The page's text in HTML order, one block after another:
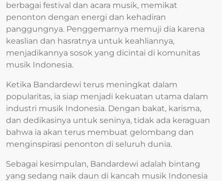
berbagai festival dan acara musik, memikat
penonton dengan energi dan kehadiran
panggungnya. Penggemarnya memuji dia karena
keaslian dan hasratnya untuk keahliannya,
menjadikannya sosok yang dicintai di komunitas
musik Indonesia.
Ketika Bandardewi terus meningkat dalam
popularitas, ia siap menjadi kekuatan utama dalam
industri musik Indonesia. Dengan bakat, karisma,
dan dedikasinya untuk seninya, tidak ada keraguan
bahwa ia akan terus membuat gelombang dan
menginspirasi penonton di seluruh dunia.
Sebagai kesimpulan, Bandardewi adalah bintang
yang sedang naik daun di kancah musik Indonesia